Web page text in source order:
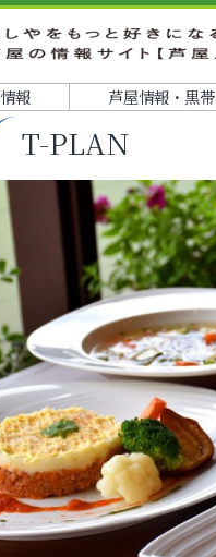
報 芦屋情報・黒帯
T-PLAN